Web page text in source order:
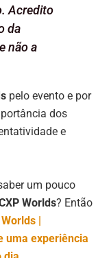
Acredito
da
não a
pelo evento e por
dos
e
um pouco
Worlds? Então
|
uma experiência